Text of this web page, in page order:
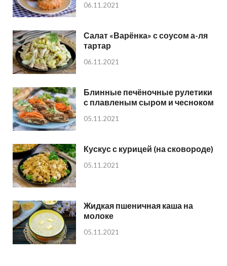
06.11.2021
Салат «Варёнка» с соусом а-ля
тартар
06.11.2021
Блинные печёночные рулетики
с плавленым сыром и чесноком
05.11.2021
Кускус с курицей (на сковороде)
05.11.2021
Жидкая пшеничная каша на
молоке
05.11.2021